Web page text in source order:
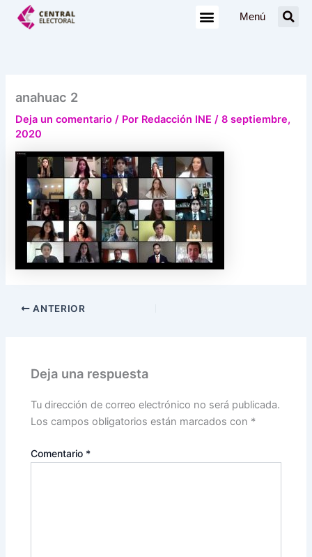
Menú
anahuac 2
Deja un comentario / Por Redacción INE/8 septiembre,
2020
ANTERIOR
Deja una respuesta
Tu dirección de correo electrónico no será publicada.
Los campos obligatorios están marcados con *
Comentario *